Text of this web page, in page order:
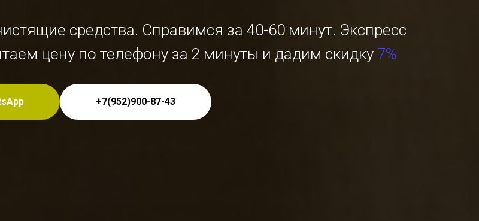
средства. Справимся за 40-60 минут. Экспресс
цену по телефону за 2 минуты и дадим скидку 7%
+7(952)900-87-43